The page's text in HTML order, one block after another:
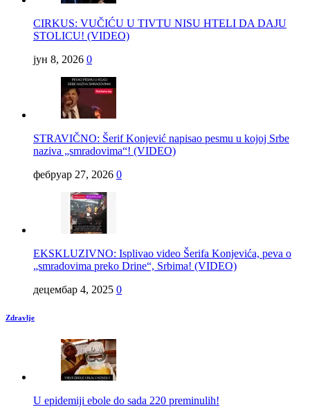
CIRKUS: VUČIĆU U TIVTU NISU HTELI DA DAJU
STOLICU! (VIDEO)
јун 8, 2026 0
STRAVIČNO: Šerif Konjević napisao pesmu u kojoj Srbe
naziva „smradovima“! (VIDEO)
фебруар 27, 2026 0
EKSKLUZIVNO: Isplivao video Šerifa Konjevića, peva o
„smradovima preko Drine“, Srbima! (VIDEO)
децембар 4, 2025 0
Zdravlje
U epidemiji ebole do sada 220 preminulih!